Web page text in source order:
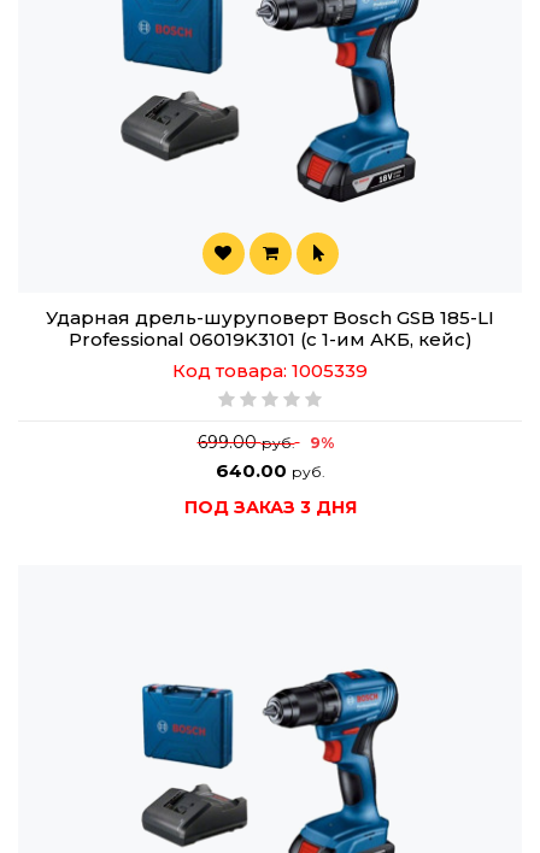
Ударная дрель-шуруповерт Bosch GSB 185-LI
Professional 06019K3101 (с 1-им АКБ, кейс)
Код товара: 1005339
699.00руб. 9%
640.00 руб.
ПОД ЗАКАЗ 3 ДНЯ